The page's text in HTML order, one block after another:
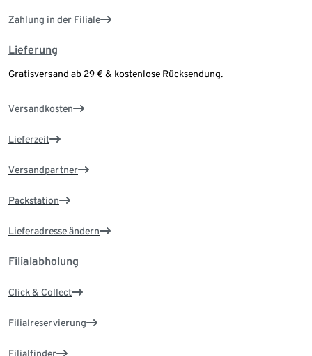
Zahlung in der Filiale
Lieferung
Gratisversand ab 29 € & kostenlose Rücksendung.
Versandkosten
Lieferzeit
Versandpartner
Packstation
Lieferadresse ändern
Filialabholung
Click & Collect
Filialreservierung
Filialfinder